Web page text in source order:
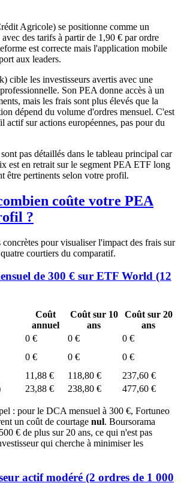
Agricole) se positionne comme un
des tarifs à partir de 1,90 € par ordre
est correcte mais l'application mobile
aux leaders.
cible les investisseurs avertis avec une
Son PEA donne accès à un
mais les frais sont plus élevés que la
dépend du volume d'ordres mensuel. C'est
actif sur actions européennes, pas pour du
pas détaillés dans le tableau principal car
est en retrait sur le segment PEA ETF long
être pertinents selon votre profil.
coûte votre PEA
?
pour visualiser l'impact des frais sur
courtiers du comparatif.
de 300 € sur ETF World (12
Coût
annuel
Coût sur 10
ans
Coût sur 20
ans
0 € 0 €
0 €
0 € 0 €
0 €
11,88 € 118,80 €
237,60 €
23,88 € 238,80 € 477,60 €
: pour le DCA mensuel à 300 €, Fortuneo
un coût de courtage nul. Boursorama
€ de plus sur 20 ans, ce qui n'est pas
qui cherche à minimiser les
actif modéré (2 ordres de 1 000